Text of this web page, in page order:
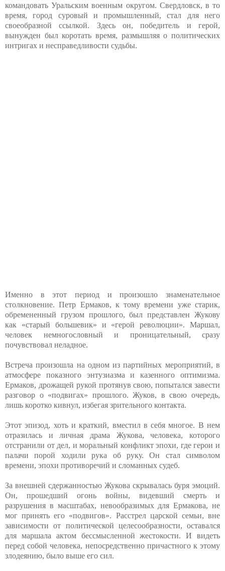
командовать Уральским военным округом. Свердловск, в то
время, город суровый и промышленный, стал для него
своеобразной ссылкой. Здесь он, победитель и герой,
вынужден был коротать время, размышляя о политических
интригах и несправедливости судьбы.
Именно в этот период и произошло знаменательное
столкновение. Петр Ермаков, к тому времени уже старик,
обремененный грузом прошлого, был представлен Жукову
как «старый большевик» и «герой революции». Маршал,
человек немногословный и проницательный, сразу
почувствовал неладное.
Встреча произошла на одном из партийных мероприятий, в
атмосфере показного энтузиазма и казенного оптимизма.
Ермаков, дрожащей рукой протянув свою, попытался завести
разговор о «подвигах» прошлого. Жуков, в свою очередь,
лишь коротко кивнул, избегая зрительного контакта.
Этот эпизод, хоть и краткий, вместил в себя многое. В нем
отразилась и личная драма Жукова, человека, которого
отстранили от дел, и моральный конфликт эпохи, где герои и
палачи порой ходили рука об руку. Он стал символом
времени, эпохи противоречий и сломанных судеб.
За внешней сдержанностью Жукова скрывалась буря эмоций.
Он, прошедший огонь войны, видевший смерть и
разрушения в масштабах, невообразимых для Ермакова, не
мог принять его «подвигов». Расстрел царской семьи, вне
зависимости от политической целесообразности, оставался
для маршала актом бессмысленной жестокости. И видеть
перед собой человека, непосредственно причастного к этому
злодеянию, было выше его сил.